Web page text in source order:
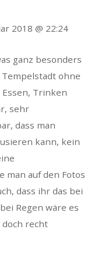
2018 @ 22:24
ganz besonders
ohne
Trinken
sehr
dass man
kann, kein
man auf den Fotos
dass ihr das bei
Regen wäre es
recht